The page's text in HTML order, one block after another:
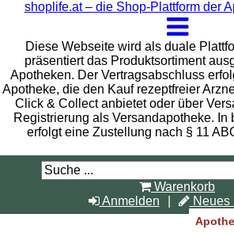
shoplife.at – die Shop-Plattform der
Diese Webseite wird als duale
präsentiert das Produktsortiment
Apotheken. Der Vertragsabschluss
Apotheke, die den Kauf rezeptfreier
Click & Collect anbietet oder über
Registrierung als Versandapotheke. In
erfolgt eine Zustellung nach § 11
Warenkorb
Anmelden
Neues